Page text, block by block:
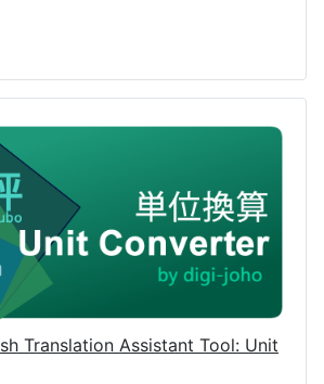
Translation Assistant Tool: Unit